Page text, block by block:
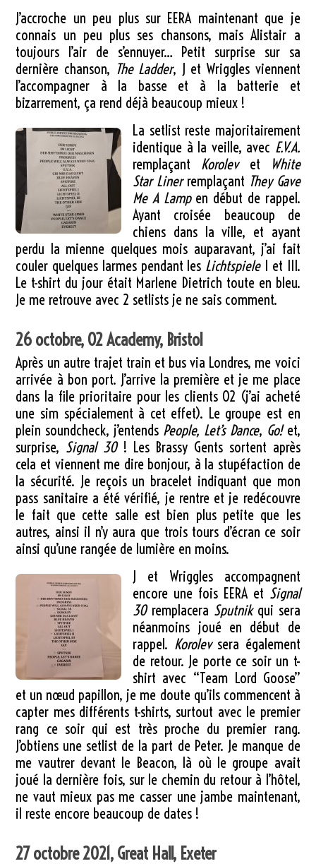
J’accroche un peu plus sur EERA maintenant que je
connais un peu plus ses chansons, mais Alistair a
toujours l’air de s’ennuyer… Petit surprise sur sa
dernière chanson, The Ladder, J et Wriggles viennent
l’accompagner à la basse et à la batterie et
bizarrement, ça rend déjà beaucoup mieux !
La setlist reste majoritairement
identique à la veille, avec E.V.A.
remplaçant Korolevet
White
Star Linerremplaçant They Gave
Me A Lampen début de rappel.
Ayant croisée beaucoup de
chiens dans la ville, et ayant
perdu la mienne quelques mois auparavant, j’ai fait
couler quelques larmes pendant les LichtspieleI et III.
Le t-shirt du jour était Marlene Dietrich toute en bleu.
Je me retrouve avec 2 setlists je ne sais comment.
26 octobre, O2 Academy, Bristol
Après un autre trajet train et bus via Londres, me voici
arrivée à bon port. J’arrive la première et je me place
dans la file prioritaire pour les clients O2 (j’ai acheté
une sim spécialement à cet effet). Le groupe est en
plein soundcheck, j’entends People, Let’s Dance, Go!et,
surprise, Signal 30! Les Brassy Gents sortent après
cela et viennent me dire bonjour, à la stupéfaction de
la sécurité. Je reçois un bracelet indiquant que mon
pass sanitaire a été vérifié, je rentre et je redécouvre
le fait que cette salle est bien plus petite que les
autres, ainsi il n’y aura que trois tours d’écran ce soir
ainsi qu’une rangée de lumière en moins.
J et Wriggles accompagnent
encore une fois EERA et Signal
30remplacera Sputnikqui sera
néanmoins joué en début de
rappel. Korolevsera également
de retour. Je porte ce soir un t-
shirt avec “Team Lord Goose”
et un nœud papillon, je me doute qu’ils commencent à
capter mes différents t-shirts, surtout avec le premier
rang ce soir qui est très proche du premier rang.
J’obtiens une setlist de la part de Peter. Je manque de
me vautrer devant le Beacon, là où le groupe avait
joué la dernière fois, sur le chemin du retour à l’hôtel,
ne vaut mieux pas me casser une jambe maintenant,
il reste encore beaucoup de dates !
27 octobre 2021, Great Hall, Exeter